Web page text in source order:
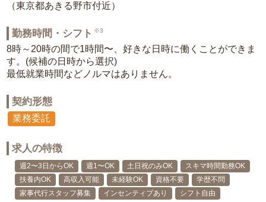
（東京都あきる野市付近）
勤務時間・シフト ※3
8時～20時の間で1時間〜、好きな日時に働くことができま
す。(候補の日時から選択)
最低就業時間などノルマはありません。
契約形態
業務委託
求人の特徴
週2〜3日からOK 週1〜OK 土日祝のみOK
スキマ時間勤務OK
扶養内OK
高収入可能 未経験OK 資格不要
学歴不問
家事代行スタッフ募集
インセンティブあり シフト自由